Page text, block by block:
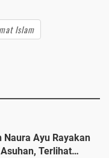
Islam
Ayu Rayakan
Terlihat